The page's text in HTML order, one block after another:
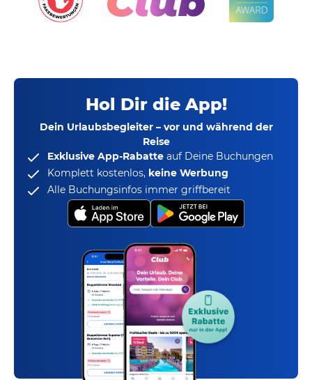
Hol Dir die App!
Dein Urlaubsbegleiter – vor und während der
Reise
Exklusive App-Rabatte auf Deine Buchungen
Komplett kostenlos, keine Werbung
Alle Buchungsinfos immer griffbereit